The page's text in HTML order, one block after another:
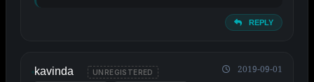
REPLY
kavinda UNREGISTERED 2019-09-01